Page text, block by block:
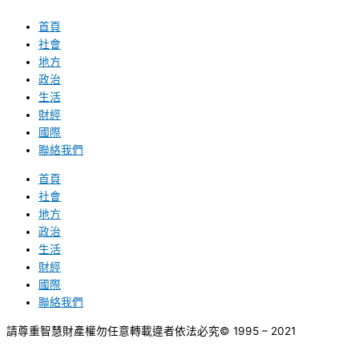
首頁
社會
地方
政治
生活
財經
國際
聯絡我們
首頁
社會
地方
政治
生活
財經
國際
聯絡我們
請尊重智慧財產權勿任意轉載違者依法必究© 1995 – 2021